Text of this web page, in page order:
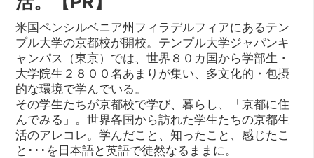
米国ペンシルベニア州フィラデルフィアにあるテン
プル大学の京都校が開校。テンプル大学ジャパンキ
ャンパス（東京）では、世界８０カ国から学部生・
大学院生２８００名あまりが集い、多文化的・包摂
的な環境で学んでいる。
その学生たちが京都校で学び、暮らし、「京都に住
んでみる」。世界各国から訪れた学生たちの京都生
活のアレコレ。学んだこと、知ったこと、感じたこ
と･･･を日本語と英語で徒然なるままに。